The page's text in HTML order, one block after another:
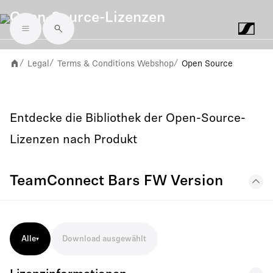
Skip to main content
Open-Source-Lizenzen
/ Legal / Terms & Conditions Webshop/ Open Source
Entdecke die Bibliothek der Open-Source-
Lizenzen nach Produkt
TeamConnect Bars FW Version
Alle Download ausgewählt